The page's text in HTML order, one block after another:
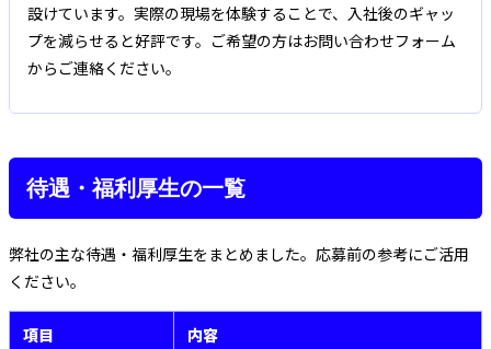
設けています。実際の現場を体験することで、入社後のギャッ
プを減らせると好評です。ご希望の方はお問い合わせフォーム
からご連絡ください。
待遇・福利厚生の一覧
弊社の主な待遇・福利厚生をまとめました。応募前の参考にご活用
ください。
項目 内容